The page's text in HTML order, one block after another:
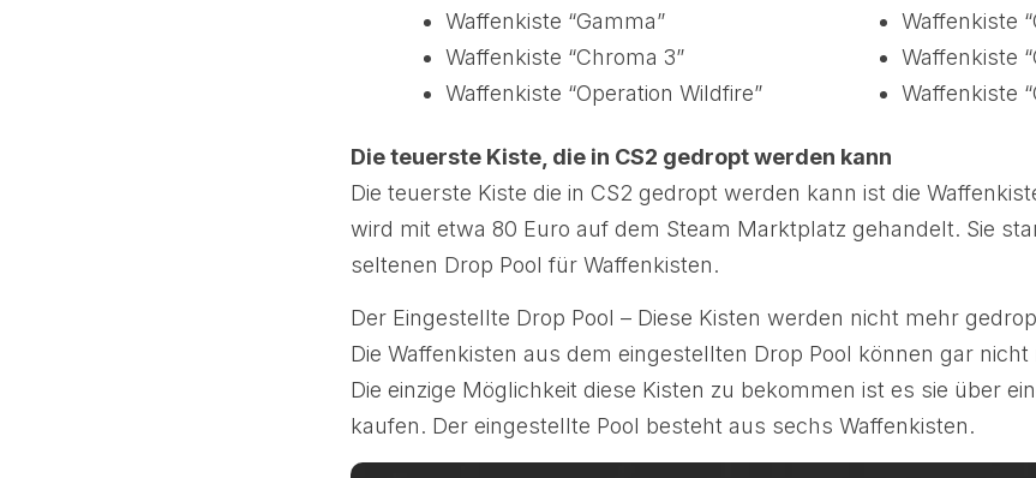
Waffenkiste “Gamma”
Waffenkiste “Chroma 3”
Waffenkiste “Operation Wildfire”
Waffenkiste
Waffenkiste
Waffenkiste
Die teuerste Kiste, die in CS2 gedropt werden kann
Die teuerste Kiste die in CS2 gedropt werden kann ist die
wird mit etwa 80 Euro auf dem Steam Marktplatz gehandelt. Sie
seltenen Drop Pool für Waffenkisten.
Der Eingestellte Drop Pool – Diese Kisten werden nicht mehr
Die Waffenkisten aus dem eingestellten Drop Pool können gar
Die einzige Möglichkeit diese Kisten zu bekommen ist es sie über
kaufen. Der eingestellte Pool besteht aus sechs Waffenkisten.